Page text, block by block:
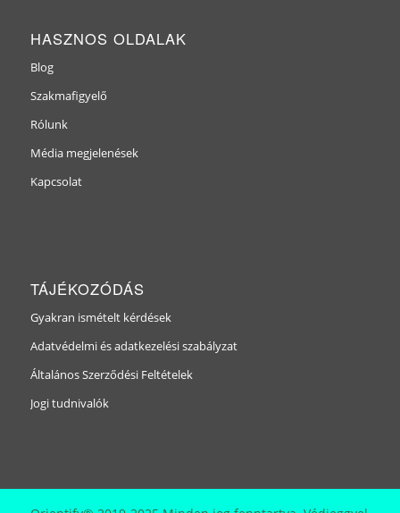
HASZNOS OLDALAK
Blog
Szakmafigyelő
Rólunk
Média megjelenések
Kapcsolat
TÁJÉKOZÓDÁS
Gyakran ismételt kérdések
Adatvédelmi és adatkezelési szabályzat
Általános Szerződési Feltételek
Jogi tudnivalók